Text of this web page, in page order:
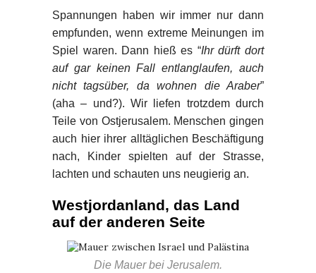
Spannungen haben wir immer nur dann
empfunden, wenn extreme Meinungen im
Spiel waren. Dann hieß es “Ihr dürft dort
auf gar keinen Fall entlanglaufen, auch
nicht tagsüber, da wohnen die Araber”
(aha – und?). Wir liefen trotzdem durch
Teile von Ostjerusalem. Menschen gingen
auch hier ihrer alltäglichen Beschäftigung
nach, Kinder spielten auf der Strasse,
lachten und schauten uns neugierig an.
Westjordanland, das Land
auf der anderen Seite
Die Mauer bei Jerusalem.